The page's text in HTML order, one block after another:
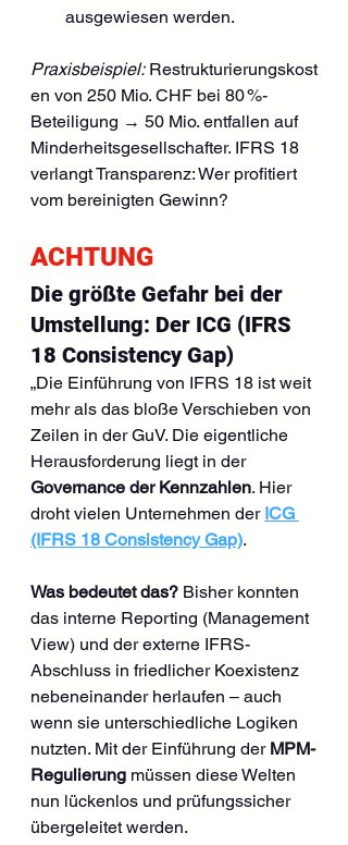
ausgewiesen werden.
Praxisbeispiel: Restrukturierungskost
en von 250 Mio. CHF bei 80 %-
Beteiligung → 50 Mio. entfallen auf
Minderheitsgesellschafter. IFRS 18
verlangt Transparenz: Wer profitiert
vom bereinigten Gewinn?
ACHTUNG
Die größte Gefahr bei der
Umstellung: Der ICG (IFRS
18 Consistency Gap)
„Die Einführung von IFRS 18 ist weit
mehr als das bloße Verschieben von
Zeilen in der GuV. Die eigentliche
Herausforderung liegt in der
Governance der Kennzahlen. Hier
droht vielen Unternehmen der ICG
(IFRS 18 Consistency Gap).
Was bedeutet das? Bisher konnten
das interne Reporting (Management
View) und der externe IFRS-
Abschluss in friedlicher Koexistenz
nebeneinander herlaufen – auch
wenn sie unterschiedliche Logiken
nutzten. Mit der Einführung der MPM-
Regulierung müssen diese Welten
nun lückenlos und prüfungssicher
übergeleitet werden.